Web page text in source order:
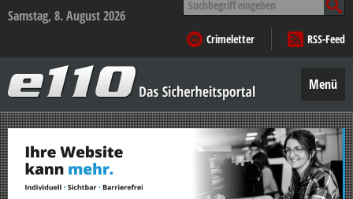
Samstag, 8. August 2026
nach:
Crimeletter
RSS-Feed
–
Das
Sicherheitsportal
Menü
Zum
Inhalt
springen